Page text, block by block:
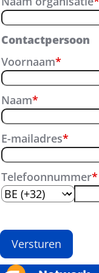
Contactpersoon
Voornaam*
Naam*
E-mailadres*
Telefoonnummer*
Versturen